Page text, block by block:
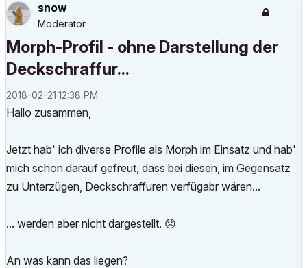
snow
Moderator
Morph-Profil - ohne Darstellung der
Deckschraffur...
‎2018-02-21 12:38 PM
Hallo zusammen,
Jetzt hab' ich diverse Profile als Morph im Einsatz und hab'
mich schon darauf gefreut, dass bei diesen, im Gegensatz
zu Unterzügen, Deckschraffuren verfügabr wären...
... werden aber nicht dargestellt. 😞
An was kann das liegen?